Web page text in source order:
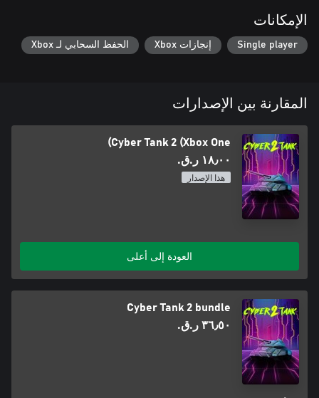
الإمكانات
Single player إنجازات Xbox الحفظ السحابي لـ Xbox
المقارنة بين الإصدارات
Cyber Tank 2 (Xbox One)
١٨٫٠٠ ر.ق.‏
هذا الإصدار
العودة إلى أعلى
Cyber Tank 2 bundle
٣٦٫٥٠ ر.ق.‏